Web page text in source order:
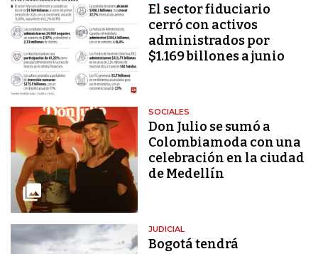
El sector fiduciario
cerró con activos
administrados por
$1.169 billones a junio
SOCIALES
Don Julio se sumó a
Colombiamoda con una
celebración en la ciudad
de Medellín
JUDICIAL
Bogotá tendrá